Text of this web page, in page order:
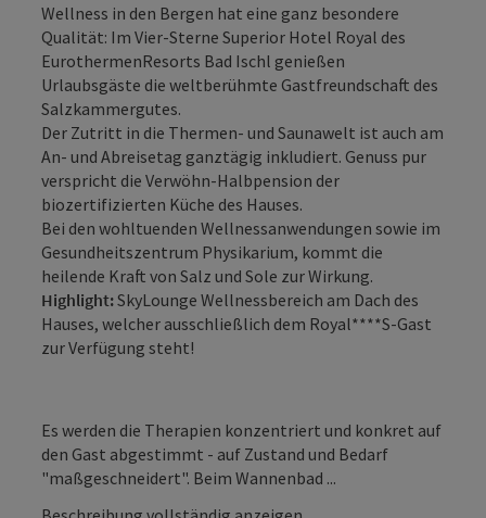
Wellness in den Bergen hat eine ganz besondere
Qualität: Im Vier-Sterne Superior Hotel Royal des
EurothermenResorts Bad Ischl genießen
Urlaubsgäste die weltberühmte Gastfreundschaft des
Salzkammergutes.
Der Zutritt in die Thermen- und Saunawelt ist auch am
An- und Abreisetag ganztägig inkludiert. Genuss pur
verspricht die Verwöhn-Halbpension der
biozertifizierten Küche des Hauses.
Bei den wohltuenden Wellnessanwendungen sowie im
Gesundheitszentrum Physikarium, kommt die
heilende Kraft von Salz und Sole zur Wirkung.
Highlight:SkyLounge Wellnessbereich am Dach des
Hauses, welcher ausschließlich dem Royal****S-Gast
zur Verfügung steht!
Es werden die Therapien konzentriert und konkret auf
den Gast abgestimmt - auf Zustand und Bedarf
"maßgeschneidert". Beim Wannenbad ...